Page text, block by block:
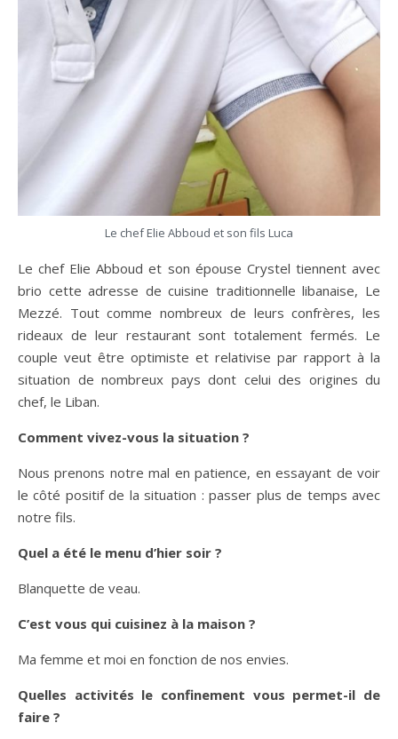
Le chef Elie Abboud et son fils Luca
Le chef Elie Abboud et son épouse Crystel tiennent avec
brio cette adresse de cuisine traditionnelle libanaise, Le
Mezzé. Tout comme nombreux de leurs confrères, les
rideaux de leur restaurant sont totalement fermés. Le
couple veut être optimiste et relativise par rapport à la
situation de nombreux pays dont celui des origines du
chef, le Liban.
Comment vivez-vous la situation ?
Nous prenons notre mal en patience, en essayant de voir
le côté positif de la situation : passer plus de temps avec
notre fils.
Quel a été le menu d’hier soir ?
Blanquette de veau.
C’est vous qui cuisinez à la maison ?
Ma femme et moi en fonction de nos envies.
Quelles activités le confinement vous permet-il de
faire ?